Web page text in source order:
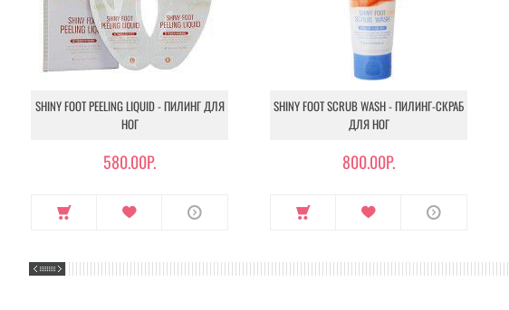
SHINY FOOT PEELING LIQUID - ПИЛИНГ ДЛЯ
НОГ
580.00Р.
SHINY FOOT SCRUB WASH - ПИЛИНГ-СКРАБ
ДЛЯ НОГ
800.00Р.